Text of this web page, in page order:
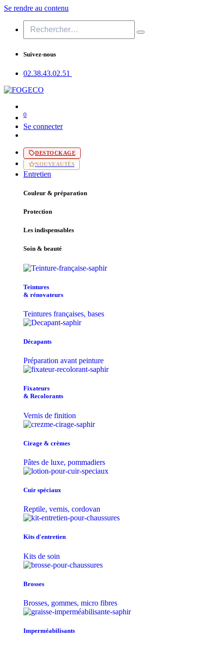
Se rendre au contenu
Suivez-nous
02.38.43​.02.51
0
Se connecter
DESTOCKAGE
NOUVEAUTÉS
Entretien
Couleur & préparation
Protection
Les indispensables
Soin & beauté
Teintu​res
& r​é​novateurs
Teintures françaises, bases
Décapants
Préparation avant peinture
Fixateurs
& Recolorants
Vernis de finition
Cirage & crèmes
Pâtes de luxe, pommadiers
Cuir spéciaux
Reptile, vernis, cordovan
Kits d'entretien
Kits de soin
Brosses
Brosses, gommes, micro fibres
Imperméabilisants